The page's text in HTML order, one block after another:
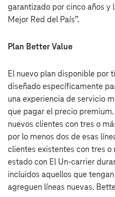
garantizado por cinco años y
Mejor Red del País”.
Plan Better Value
El nuevo plan disponible por
diseñado específicamente
una experiencia de servicio
que pagar el precio
nuevos clientes con tres o
por lo menos dos de esas
clientes existentes con tres o
estado con El Un-carrier
incluidos aquellos que
agreguen líneas nuevas.